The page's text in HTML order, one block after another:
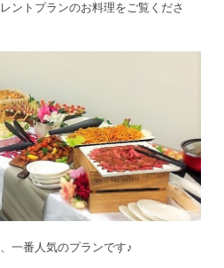
ントプランのお料理をご覧くださ
一番人気のプランです♪